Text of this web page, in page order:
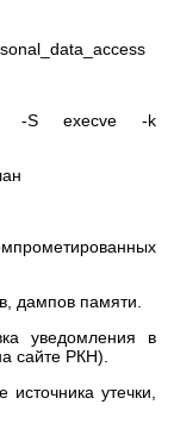
-S execve -k
памяти.
в
сайте РКН).
утечки,